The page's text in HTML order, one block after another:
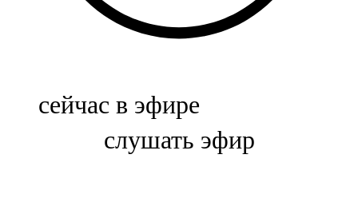
Биләр
Болгар
сейчас в эфире
слушать эфир